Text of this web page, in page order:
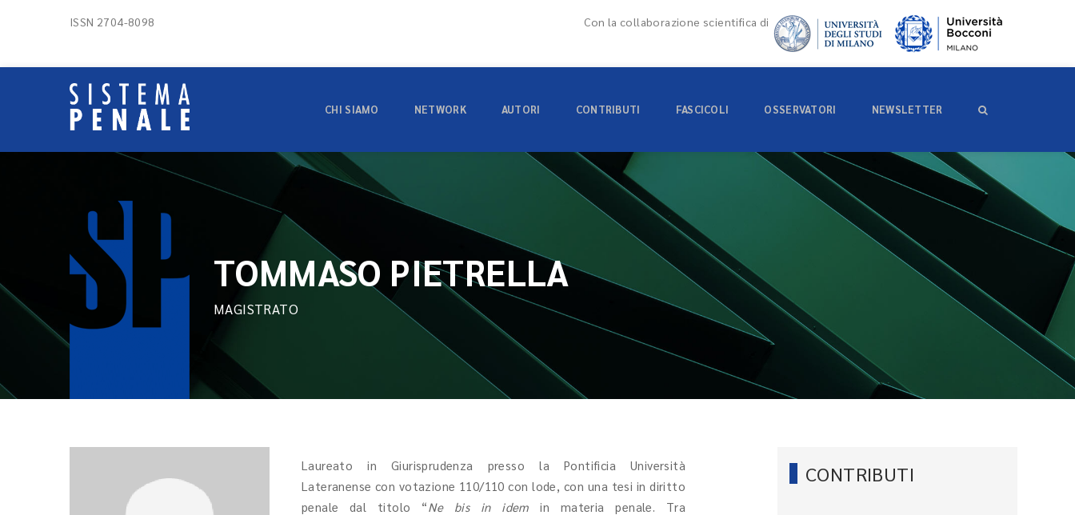
ISSN 2704-8098 Con la collaborazione scientifica di
CHI SIAMO NETWORK AUTORI CONTRIBUTI FASCICOLI OSSERVATORI NEWSLETTER
TOMMASO PIETRELLA
MAGISTRATO
Laureato in Giurisprudenza presso la Pontificia Università
Lateranense con votazione 110/110 con lode, con una tesi in diritto
penale dal titolo “Ne bis in idem in materia penale. Tra
CONTRIBUTI